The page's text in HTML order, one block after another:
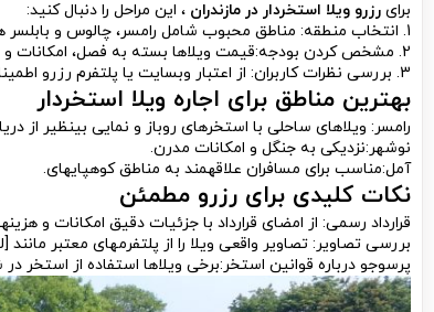
برای رزرو ویلا استخردار در مازندران ، این مراحل را دنبال کنید:
1. انتخاب منطقه: مناطق محبوب شامل رامسر، چالوس و بابلسر هستند.
2. مشخص کردن بودجه:قیمت ویلاها بسته به فصل، امکانات و موقعیت جغرافیایی متفاوت است.
3. بررسی نظرات کاربران: از اعتبار وبسایت یا پلتفرم رزرو اطمینان حاصل کنید.
بهترین مناطق برای اجاره ویلا استخردار
رامسر: ویلاهای ساحلی با استخرهای روباز و نمایی بینظیر از
نوشهر:نزدیکی به جنگل و امکانات مدرن.
آمل:مناسب برای مسافران علاقهمند به مناطق کوهپایهای.
نکات کلیدی برای رزرو مطمئن
قرارداد رسمی: از امضای قرارداد با جزئیات دقیق امکانات و
بررسی تصاویر: تصاویر واقعی ویلا را از پلتفرمهای معتبر
پرسوجو درباره قوانین استخر:برخی ویلاها استفاده از استخر